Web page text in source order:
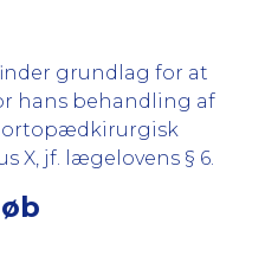
grundlag for at
hans behandling af
ortopædkirurgisk
X, jf. lægelovens § 6.